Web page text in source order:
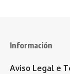
Información
Aviso Legal e